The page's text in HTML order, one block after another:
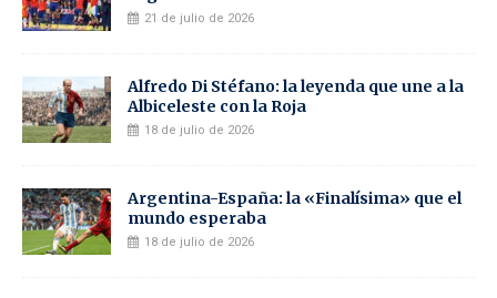
21 de julio de 2026
Alfredo Di Stéfano: la leyenda que une a la
Albiceleste con la Roja
18 de julio de 2026
Argentina-España: la «Finalísima» que el
mundo esperaba
18 de julio de 2026